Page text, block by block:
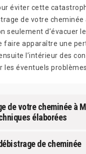
éviter cette
de votre cheminée
seulement d’évacuer
faire apparaître une
l’intérieur des
les éventuels problèmes.
de votre cheminée à
élaborées
de cheminée